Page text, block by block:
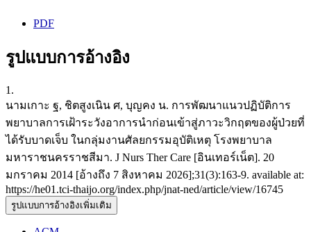
PDF
รูปแบบการอ้างอิง
1.
นามเกาะ ฐ, ชิตสูงเนิน ศ, บุญคง น. การพัฒนาแนวปฏิบัติการ
พยาบาลการเฝ้าระวังอาการนำก่อนเข้าสู่ภาวะวิกฤตของผู้ป่วยที่
ได้รับบาดเจ็บ ในกลุ่มงานศัลยกรรมอุบัติเหตุ โรงพยาบาล
มหาราชนครราชสีมา. J Nurs Ther Care [อินเทอร์เน็ต]. 20
มกราคม 2014 [อ้างถึง 7 สิงหาคม 2026];31(3):163-9. available at:
https://he01.tci-thaijo.org/index.php/jnat-ned/article/view/16745
รูปแบบการอ้างอิงเพิ่มเติม